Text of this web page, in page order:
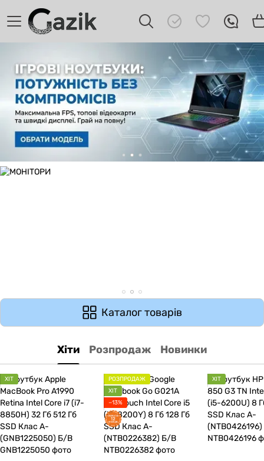
Каталог товарів
Хіти Розпродаж Новинки
ХІТ
РОЗПРОДАЖ
ХІТ
−13%
ХІТ
GAZIKAI
Онлайн · пошук техніки
Привіт! 👋 Я Gazik AI — допоможу
підібрати вживану комп'ютерну техніку.